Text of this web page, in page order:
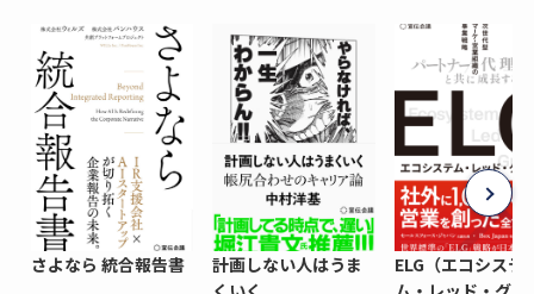
さよなら 統合報告書
計画しない人はうま
ELG（エコシステ